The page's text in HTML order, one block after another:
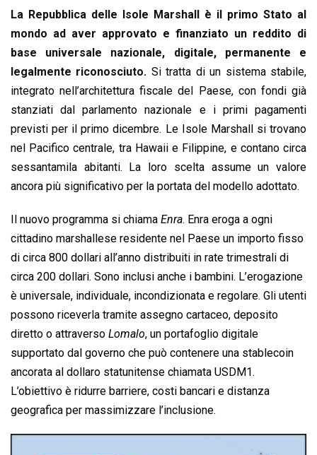
La Repubblica delle Isole Marshall è il primo Stato al
mondo ad aver approvato e finanziato un reddito di
base universale nazionale, digitale, permanente e
legalmente riconosciuto. Si tratta di un sistema stabile,
integrato nell’architettura fiscale del Paese, con fondi già
stanziati dal parlamento nazionale e i primi pagamenti
previsti per il primo dicembre. Le Isole Marshall si trovano
nel Pacifico centrale, tra Hawaii e Filippine, e contano circa
sessantamila abitanti. La loro scelta assume un valore
ancora più significativo per la portata del modello adottato.
Il nuovo programma si chiama Enra. Enra eroga a ogni
cittadino marshallese residente nel Paese un importo fisso
di circa 800 dollari all’anno distribuiti in rate trimestrali di
circa 200 dollari. Sono inclusi anche i bambini. L’erogazione
è universale, individuale, incondizionata e regolare. Gli utenti
possono riceverla tramite assegno cartaceo, deposito
diretto o attraverso Lomalo, un portafoglio digitale
supportato dal governo che può contenere una stablecoin
ancorata al dollaro statunitense chiamata USDM1.
L’obiettivo è ridurre barriere, costi bancari e distanza
geografica per massimizzare l’inclusione.